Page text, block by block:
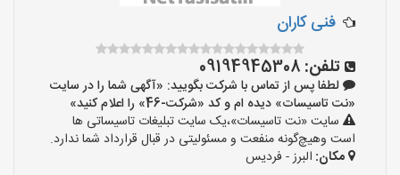
فنی کاران
تلفن: 09194945308
لطفا پس از تماس با شرکت بگویید: «آگهی شما را در سایت
«نت تاسیسات» دیده ام و کد «شرکت-46» را اعلام کنید»
سایت «نت تاسیسات»،یک سایت تبلیغات تاسیساتی ها
است وهیچ‌گونه منفعت و مسئولیتی در قبال قرارداد شما ندارد.
مکان: البرز - فردیس